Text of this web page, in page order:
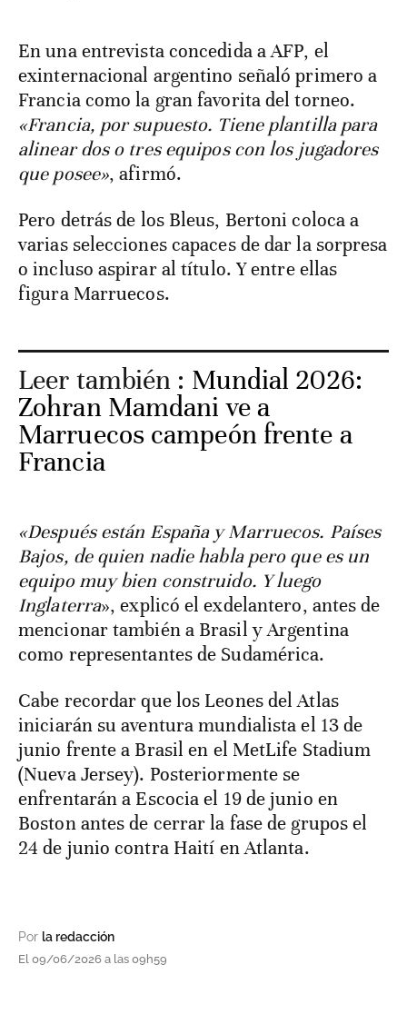
En una entrevista concedida a AFP, el
exinternacional argentino señaló primero a
Francia como la gran favorita del torneo.
«Francia, por supuesto. Tiene plantilla para
alinear dos o tres equipos con los jugadores
que posee», afirmó.
Pero detrás de los Bleus, Bertoni coloca a
varias selecciones capaces de dar la sorpresa
o incluso aspirar al título. Y entre ellas
figura Marruecos.
Leer también : Mundial 2026:
Zohran Mamdani ve a
Marruecos campeón frente a
Francia
«Después están España y Marruecos. Países
Bajos, de quien nadie habla pero que es un
equipo muy bien construido. Y luego
Inglaterra», explicó el exdelantero, antes de
mencionar también a Brasil y Argentina
como representantes de Sudamérica.
Cabe recordar que los Leones del Atlas
iniciarán su aventura mundialista el 13 de
junio frente a Brasil en el MetLife Stadium
(Nueva Jersey). Posteriormente se
enfrentarán a Escocia el 19 de junio en
Boston antes de cerrar la fase de grupos el
24 de junio contra Haití en Atlanta.
Por la redacción
El 09/06/2026 a las 09h59